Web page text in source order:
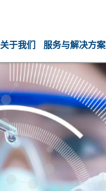
关于我们 服务与解决方案